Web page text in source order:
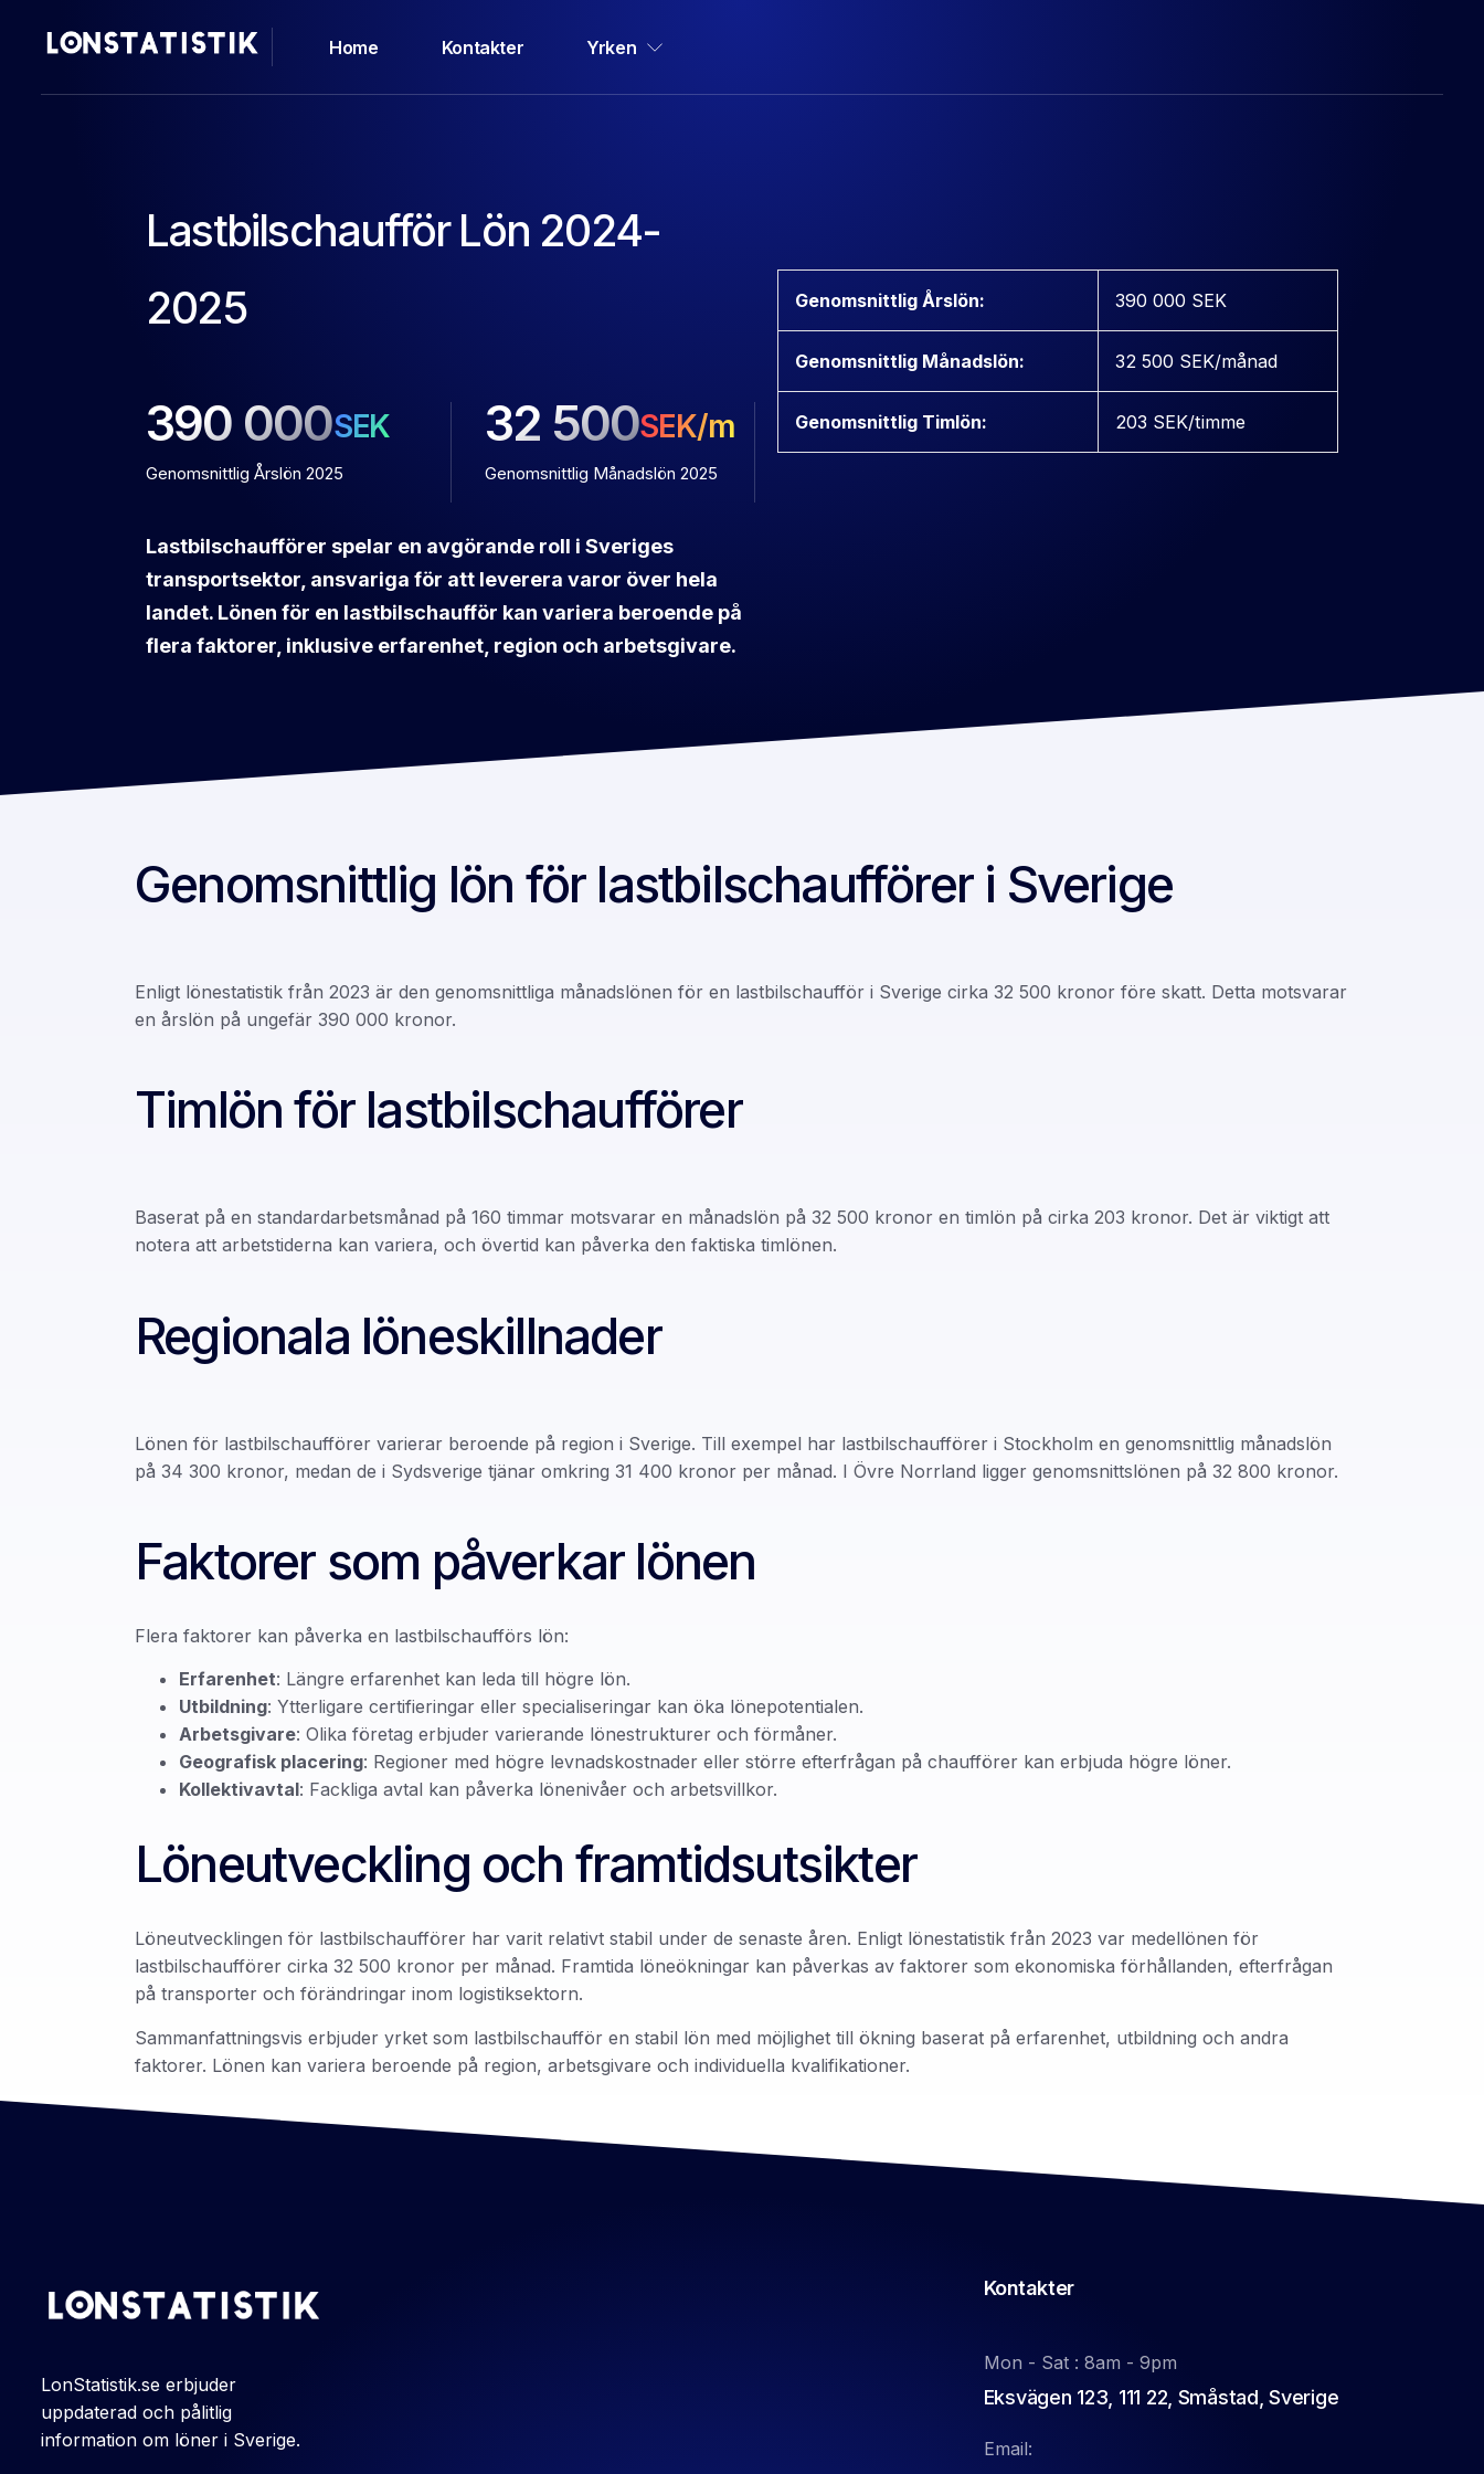
Home Kontakter Yrken
Lastbilschaufför Lön 2024-
2025
390 000SEK
Genomsnittlig Årslön 2025
32 500SEK/m
Genomsnittlig Månadslön 2025
Lastbilschaufförer spelar en avgörande roll i Sveriges
transportsektor, ansvariga för att leverera varor över hela
landet. Lönen för en lastbilschaufför kan variera beroende på
flera faktorer, inklusive erfarenhet, region och arbetsgivare.
Genomsnittlig Årslön: 390 000 SEK
Genomsnittlig Månadslön: 32 500 SEK/månad
Genomsnittlig Timlön: 203 SEK/timme
Genomsnittlig lön för lastbilschaufförer i Sverige
Enligt lönestatistik från 2023 är den genomsnittliga månadslönen för en lastbilschaufför i Sverige cirka 32 500 kronor före skatt. Detta motsvarar
en årslön på ungefär 390 000 kronor.
Timlön för lastbilschaufförer
Baserat på en standardarbetsmånad på 160 timmar motsvarar en månadslön på 32 500 kronor en timlön på cirka 203 kronor. Det är viktigt att
notera att arbetstiderna kan variera, och övertid kan påverka den faktiska timlönen.
Regionala löneskillnader
Lönen för lastbilschaufförer varierar beroende på region i Sverige. Till exempel har lastbilschaufförer i Stockholm en genomsnittlig månadslön
på 34 300 kronor, medan de i Sydsverige tjänar omkring 31 400 kronor per månad. I Övre Norrland ligger genomsnittslönen på 32 800 kronor.
Faktorer som påverkar lönen
Flera faktorer kan påverka en lastbilschaufförs lön:
Erfarenhet: Längre erfarenhet kan leda till högre lön.
Utbildning: Ytterligare certifieringar eller specialiseringar kan öka lönepotentialen.
Arbetsgivare: Olika företag erbjuder varierande lönestrukturer och förmåner.
Geografisk placering: Regioner med högre levnadskostnader eller större efterfrågan på chaufförer kan erbjuda högre löner.
Kollektivavtal: Fackliga avtal kan påverka lönenivåer och arbetsvillkor.
Löneutveckling och framtidsutsikter
Löneutvecklingen för lastbilschaufförer har varit relativt stabil under de senaste åren. Enligt lönestatistik från 2023 var medellönen för
lastbilschaufförer cirka 32 500 kronor per månad. Framtida löneökningar kan påverkas av faktorer som ekonomiska förhållanden, efterfrågan
på transporter och förändringar inom logistiksektorn.
Sammanfattningsvis erbjuder yrket som lastbilschaufför en stabil lön med möjlighet till ökning baserat på erfarenhet, utbildning och andra
faktorer. Lönen kan variera beroende på region, arbetsgivare och individuella kvalifikationer.
LonStatistik.se erbjuder
uppdaterad och pålitlig
information om löner i Sverige.
Kontakter
Mon - Sat : 8am - 9pm
Eksvägen 123, 111 22, Småstad, Sverige
Email: